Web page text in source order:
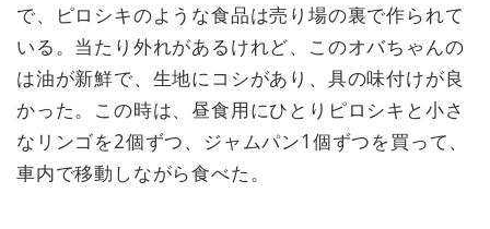
で、ピロシキのような食品は売り場の裏で作られて
いる。当たり外れがあるけれど、このオバちゃんの
は油が新鮮で、生地にコシがあり、具の味付けが良
かった。この時は、昼食用にひとりピロシキと小さ
なリンゴを2個ずつ、ジャムパン1個ずつを買って、
車内で移動しながら食べた。